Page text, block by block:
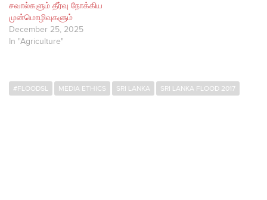
சவால்களும் தீர்வு நோக்கிய
முன்மொழிவுகளும்
December 25, 2025
In "Agriculture"
#FLOODSL MEDIA ETHICS SRI LANKA SRI LANKA FLOOD 2017